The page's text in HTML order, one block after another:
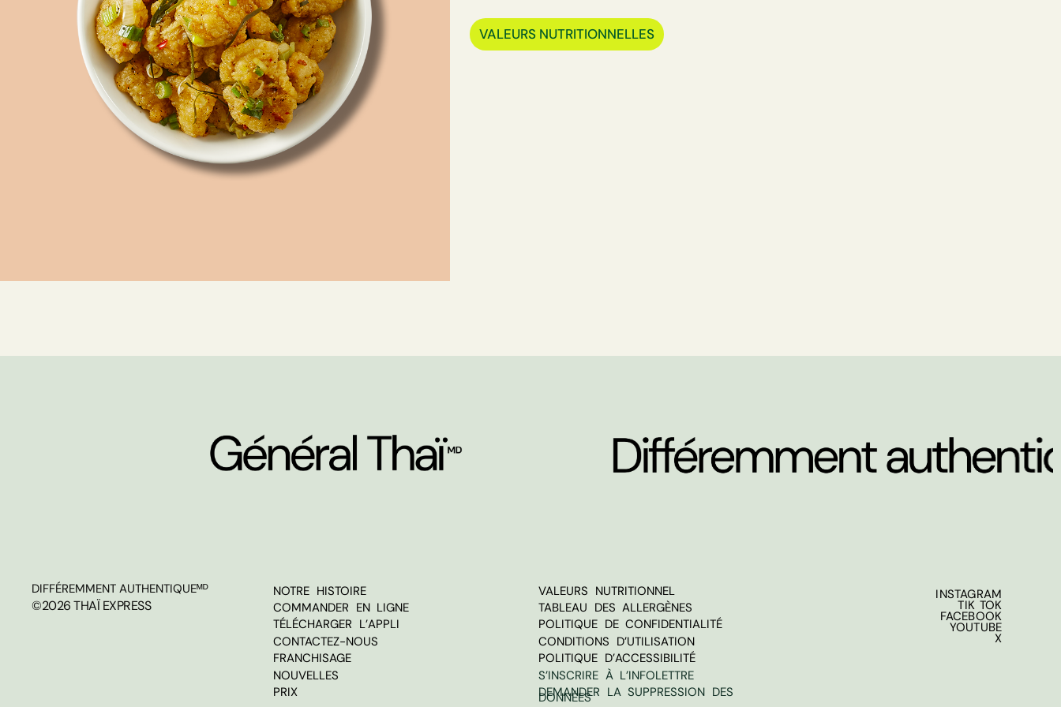
VALEURS NUTRITIONNELLES
DIFFÉREMMENT AUTHENTIQUEᴹᴰ
©2026 THAÏ EXPRESS
NOTRE HISTOIRE
COMMANDER EN LIGNE
TÉLÉCHARGER L’APPLI
CONTACTEZ-NOUS
FRANCHISAGE
NOUVELLES
PRIX
VALEURS NUTRITIONNEL
TABLEAU DES ALLERGÈNES
POLITIQUE DE CONFIDENTIALITÉ
CONDITIONS D’UTILISATION
POLITIQUE D’ACCESSIBILITÉ
S’INSCRIRE À L’INFOLETTRE
DEMANDER LA SUPPRESSION DES
DONNÉES
INSTAGRAM
TIK TOK
FACEBOOK
YOUTUBE
X